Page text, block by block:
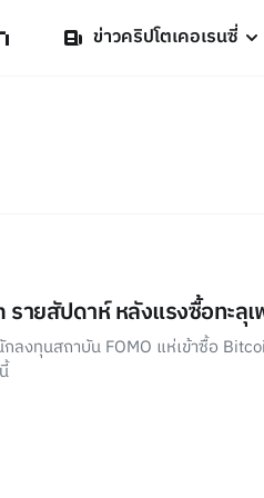
ข่าวคริปโตเคอเรนซี่
ายสัปดาห์ หลังแรงซื้อทะลุ
งทุนสถาบัน FOMO แห่เข้าซื้อ